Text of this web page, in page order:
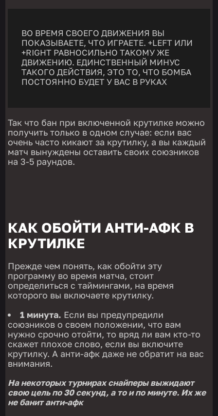
ВО ВРЕМЯ СВОЕГО ДВИЖЕНИЯ ВЫ
ПОКАЗЫВАЕТЕ, ЧТО ИГРАЕТЕ. +LEFT ИЛИ
+RIGHT РАВНОСИЛЬНО ТАКОМУ ЖЕ
ДВИЖЕНИЮ. ЕДИНСТВЕННЫЙ МИНУС
ТАКОГО ДЕЙСТВИЯ, ЭТО ТО, ЧТО БОМБА
ПОСТОЯННО БУДЕТ У ВАС В РУКАХ
Так что бан при включенной крутилке можно
получить только в одном случае: если вас
очень часто кикают за крутилку, а вы каждый
матч вынуждены оставить своих союзников
на 3-5 раундов.
КАК ОБОЙТИ АНТИ-АФК В
КРУТИЛКЕ
Прежде чем понять, как обойти эту
программу во время матча, стоит
определиться с таймингами, на время
которого вы включаете крутилку.
1 минута. Если вы предупредили
союзников о своем положении, что вам
нужно срочно отойти, то вряд ли вам кто-то
скажет плохое слово, если вы включите
крутилку. А анти-афк даже не обратит на вас
внимания.
На некоторых турнирах снайперы выжидают
свою цель по 30 секунд, а то и по минуте. Их же
не банит анти-афк